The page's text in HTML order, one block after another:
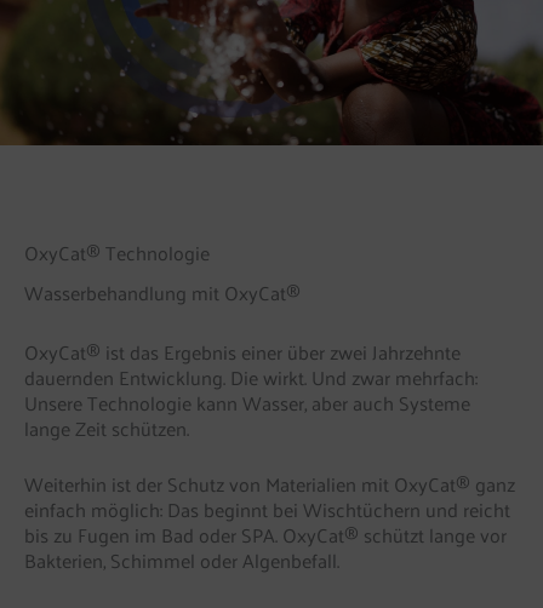
OxyCat® Technologie
Wasserbehandlung mit OxyCat®
OxyCat® ist das Ergebnis einer über zwei Jahrzehnte
dauernden Entwicklung. Die wirkt. Und zwar mehrfach:
Unsere Technologie kann Wasser, aber auch Systeme
lange Zeit schützen.
Weiterhin ist der Schutz von Materialien mit OxyCat® ganz
einfach möglich: Das beginnt bei Wischtüchern und reicht
bis zu Fugen im Bad oder SPA. OxyCat® schützt lange vor
Bakterien, Schimmel oder Algenbefall.